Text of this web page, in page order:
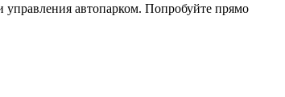
автопарком. Попробуйте прямо